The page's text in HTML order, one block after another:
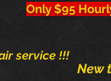
service !!!
New
Only $95